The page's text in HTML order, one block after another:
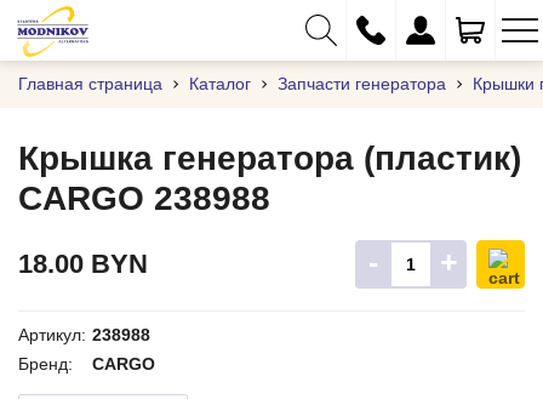
+375 (29) 333-01-01
+375 (17) 373-97-09
+375 (29) 262-61-18
Главная страница Каталог Запчасти генератора Крышки
18.00 BYN - +
Крышка генератора (пластик)
CARGO 238988
Артикул: 238988
Бренд:
CARGO